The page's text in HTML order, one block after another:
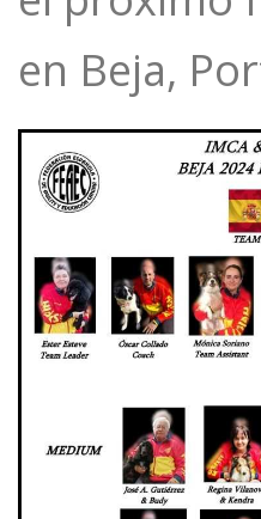
en Beja,